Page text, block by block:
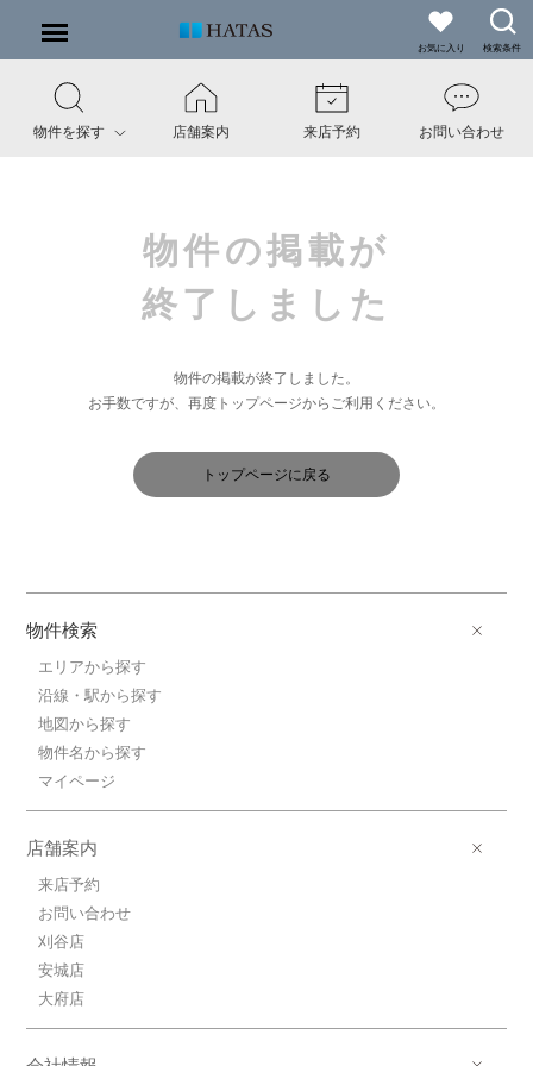
お気に入り 検索条件
物件を探す 店舗案内 来店予約 お問い合わせ
物件の掲載が
終了しました
物件の掲載が終了しました。
お手数ですが、再度トップページからご利用ください。
トップページに戻る
物件検索
エリアから探す
沿線・駅から探す
地図から探す
物件名から探す
マイページ
店舗案内
来店予約
お問い合わせ
刈谷店
安城店
大府店